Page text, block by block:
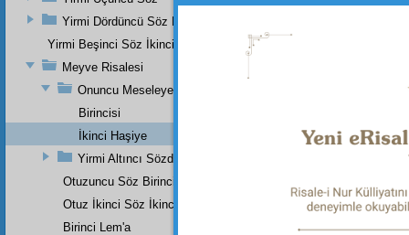
bir
Yirmi Dördüncü Söz Beşinci Dal
Yirmi Beşinci Söz İkinci Cilve
Meyve Risalesi
Onuncu Meseleye Bir Hatime Olarak İki Haşiye
Birincisi
İkinci Haşiye
Yirmi Altıncı Sözden
Otuzuncu Söz Birinci Maksat
Otuz İkinci Söz İkinci Noktanın İkinci Mebhası
Birinci Lem'a